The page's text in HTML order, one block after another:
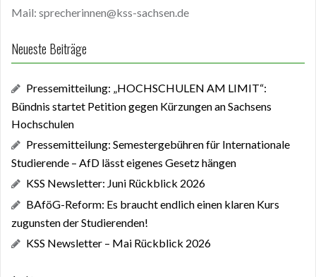
Mail: sprecherinnen@kss-sachsen.de
Neueste Beiträge
Pressemitteilung: „HOCHSCHULEN AM LIMIT“:
Bündnis startet Petition gegen Kürzungen an Sachsens
Hochschulen
Pressemitteilung: Semestergebühren für Internationale
Studierende – AfD lässt eigenes Gesetz hängen
KSS Newsletter: Juni Rückblick 2026
BAföG-Reform: Es braucht endlich einen klaren Kurs
zugunsten der Studierenden!
KSS Newsletter – Mai Rückblick 2026